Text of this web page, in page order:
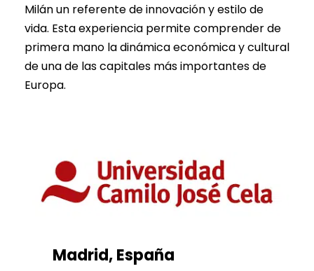
Milán un referente de innovación y estilo de
vida. Esta experiencia permite comprender de
primera mano la dinámica económica y cultural
de una de las capitales más importantes de
Europa.
Madrid, España